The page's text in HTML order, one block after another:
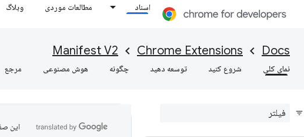
اسناد مطالعات موردی وبلاگ
Docs
Chrome Extensions
Manifest V2
نمای کلی شروع کنید توسعه دهید چگونه هوش مصنوعی مرجع
این